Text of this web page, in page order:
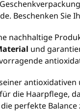
Beschenken Sie
nachhaltige
und
die Haarpflege,
perfekte